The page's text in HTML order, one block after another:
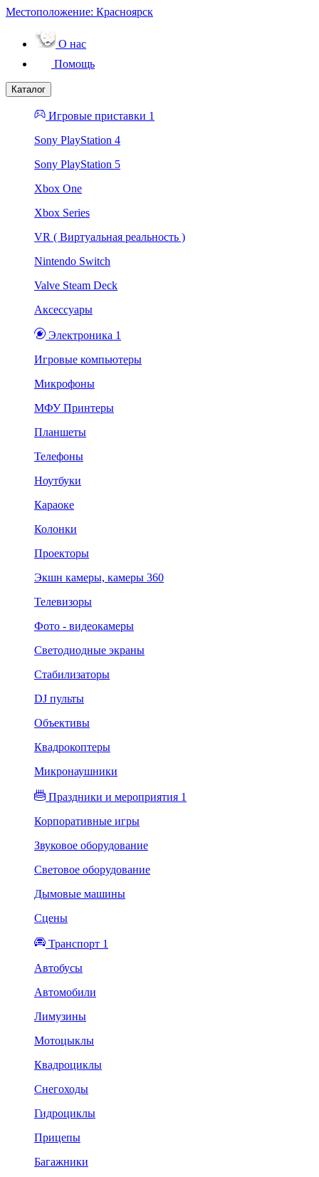
Местоположение: Красноярск
О нас
Помощь
Каталог
Игровые приставки 1
Sony PlayStation 4
Sony PlayStation 5
Xbox One
Xbox Series
VR ( Виртуальная реальность )
Nintendo Switch
Valve Steam Deck
Аксессуары
Электроника 1
Игровые компьютеры
Микрофоны
МФУ Принтеры
Планшеты
Телефоны
Ноутбуки
Караоке
Колонки
Проекторы
Экшн камеры, камеры 360
Телевизоры
Фото - видеокамеры
Светодиодные экраны
Стабилизаторы
DJ пульты
Объективы
Квадрокоптеры
Микронаушники
Праздники и мероприятия 1
Корпоративные игры
Звуковое оборудование
Световое оборудование
Дымовые машины
Сцены
Транспорт 1
Автобусы
Автомобили
Лимузины
Мотоцыклы
Квадроциклы
Снегоходы
Гидроциклы
Прицепы
Багажники